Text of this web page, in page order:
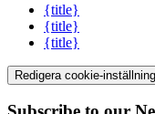
{title}
{title}
{title}
Redigera cookie-